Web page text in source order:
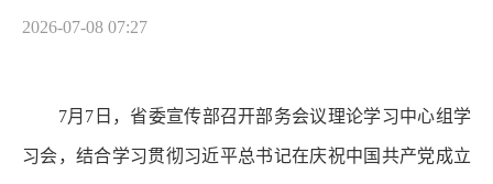
2026-07-08 07:27
7月7日，省委宣传部召开部务会议理论学习中心组学
习会，结合学习贯彻习近平总书记在庆祝中国共产党成立